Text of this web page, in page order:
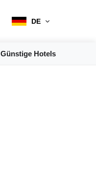
DE
Günstige Hotels